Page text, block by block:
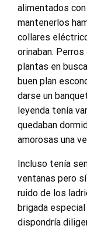
alimentados
mantenerlos
collares
orinaban.
plantas en
buen plan
darse un
leyenda tenía
quedaban
amorosas una
Incluso tenía
ventanas pero
ruido de los
brigada
dispondría